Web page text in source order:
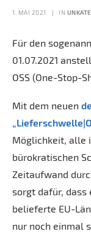
1. MAI 2021 | IN
Für den
01.07.2021
OSS (One-Stop-
Mit dem neuen
Möglichkeit, alle
bürokratischen
Zeitaufwand
sorgt dafür, dass
belieferte EU-
nur noch einmal